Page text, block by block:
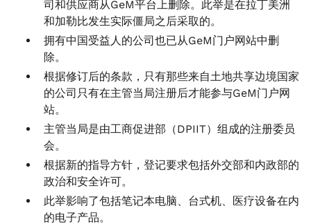
司和供应商从GeM平台上删除。此举是在拉丁美洲
和加勒比发生实际僵局之后采取的。
拥有中国受益人的公司也已从GeM门户网站中删
除。
根据修订后的条款，只有那些来自土地共享边境国家
的公司只有在主管当局注册后才能参与GeM门户网
站。
主管当局是由工商促进部（DPIIT）组成的注册委员
会。
根据新的指导方针，登记要求包括外交部和内政部的
政治和安全许可。
此举影响了包括笔记本电脑、台式机、医疗设备在内
的电子产品。